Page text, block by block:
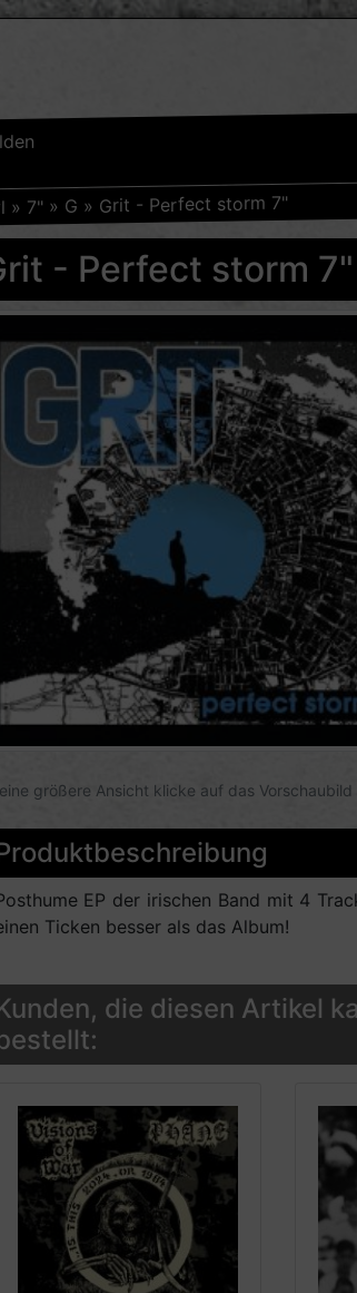
» 7" » G » Grit - Perfect storm 7"
- Perfect storm 7"
größere Ansicht klicke auf das Vorschaubild
EP der irischen Band mit 4
Ticken besser als das Album!
die diesen Artikel